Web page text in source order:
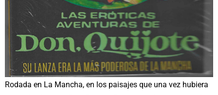
Rodada en La Mancha, en los paisajes que una vez hubiera